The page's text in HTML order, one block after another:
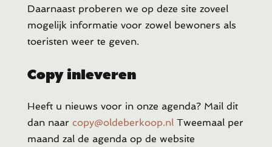
Daarnaast proberen we op deze site zoveel
mogelijk informatie voor zowel bewoners als
toeristen weer te geven.
Copy inleveren
Heeft u nieuws voor in onze agenda? Mail dit
dan naar copy@oldeberkoop.nl Tweemaal per
maand zal de agenda op de website